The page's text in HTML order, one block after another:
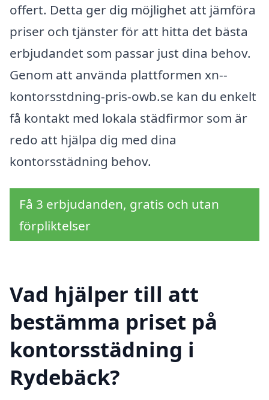
offert. Detta ger dig möjlighet att jämföra
priser och tjänster för att hitta det bästa
erbjudandet som passar just dina behov.
Genom att använda plattformen xn--
kontorsstdning-pris-owb.se kan du enkelt
få kontakt med lokala städfirmor som är
redo att hjälpa dig med dina
kontorsstädning behov.
Få 3 erbjudanden, gratis och utan
förpliktelser
Vad hjälper till att
bestämma priset på
kontorsstädning i
Rydebäck?